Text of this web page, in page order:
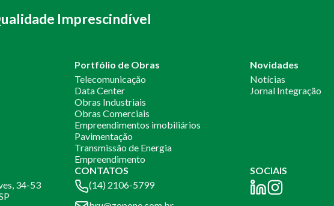
Imprescindível
Portfólio de Obras
Telecomunicação
Data Center
Obras Industriais
Obras Comerciais
Empreendimentos imobiliários
Pavimentação
Transmissão de Energia
Empreendimento
Novidades
Notícias
Jornal Integração
34-53
CONTATOS
(14) 2106-5799
SOCIAIS